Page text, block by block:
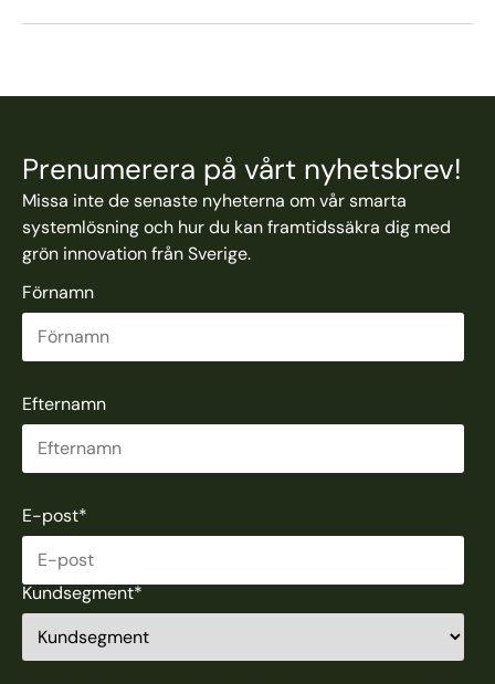
Prenumerera på vårt nyhetsbrev!
Missa inte de senaste nyheterna om vår smarta
systemlösning och hur du kan framtidssäkra dig med
grön innovation från Sverige.
Förnamn
Efternamn
E-post*
Kundsegment*